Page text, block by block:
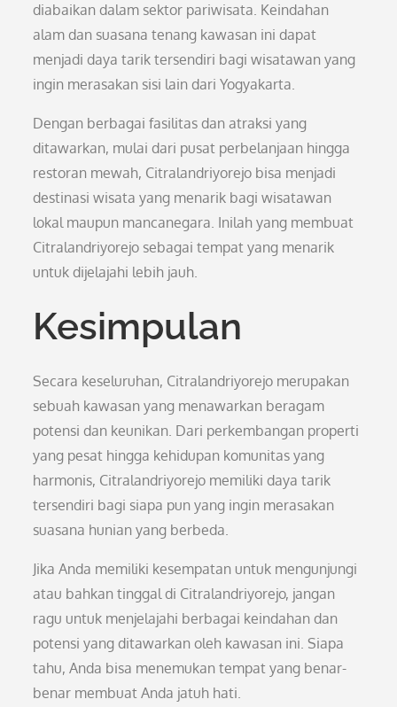
diabaikan dalam sektor pariwisata. Keindahan
alam dan suasana tenang kawasan ini dapat
menjadi daya tarik tersendiri bagi wisatawan yang
ingin merasakan sisi lain dari Yogyakarta.
Dengan berbagai fasilitas dan atraksi yang
ditawarkan, mulai dari pusat perbelanjaan hingga
restoran mewah, Citralandriyorejo bisa menjadi
destinasi wisata yang menarik bagi wisatawan
lokal maupun mancanegara. Inilah yang membuat
Citralandriyorejo sebagai tempat yang menarik
untuk dijelajahi lebih jauh.
Kesimpulan
Secara keseluruhan, Citralandriyorejo merupakan
sebuah kawasan yang menawarkan beragam
potensi dan keunikan. Dari perkembangan properti
yang pesat hingga kehidupan komunitas yang
harmonis, Citralandriyorejo memiliki daya tarik
tersendiri bagi siapa pun yang ingin merasakan
suasana hunian yang berbeda.
Jika Anda memiliki kesempatan untuk mengunjungi
atau bahkan tinggal di Citralandriyorejo, jangan
ragu untuk menjelajahi berbagai keindahan dan
potensi yang ditawarkan oleh kawasan ini. Siapa
tahu, Anda bisa menemukan tempat yang benar-
benar membuat Anda jatuh hati.